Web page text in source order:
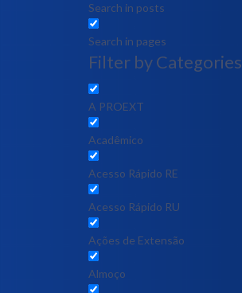
Search in posts
Search in pages
Filter by Categories
A PROEXT
Acadêmico
Acesso Rápido RE
Acesso Rápido RU
Ações de Extensão
Almoço